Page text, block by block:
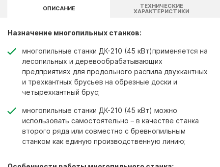
ОПИСАНИЕ ТЕХНИЧЕСКИЕ
ХАРАКТЕРИСТИКИ
Назначение многопильных станков:
многопильные станки ДК-210 (45 кВт)применяется на
лесопильных и деревообрабатывающих
предприятиях для продольного распила двухкантных
и трехкантных брусьев на обрезные доски и
четырехкантный брус;
многопильные станки ДК-210 (45 кВт) можно
использовать самостоятельно – в качестве станка
второго ряда или совместно с бревнопильным
станком как единую производственную линию;